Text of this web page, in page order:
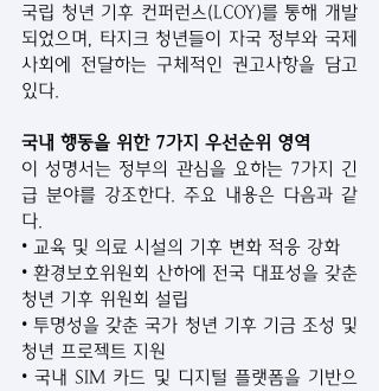
국립 청년 기후 컨퍼런스(LCOY)를 통해 개발
되었으며, 타지크 청년들이 자국 정부와 국제
사회에 전달하는 구체적인 권고사항을 담고
있다.
국내 행동을 위한 7가지 우선순위 영역
이 성명서는 정부의 관심을 요하는 7가지 긴
급 분야를 강조한다. 주요 내용은 다음과 같
다.
• 교육 및 의료 시설의 기후 변화 적응 강화
• 환경보호위원회 산하에 전국 대표성을 갖춘
청년 기후 위원회 설립
• 투명성을 갖춘 국가 청년 기후 기금 조성 및
청년 프로젝트 지원
• 국내 SIM 카드 및 디지털 플랫폼을 기반으